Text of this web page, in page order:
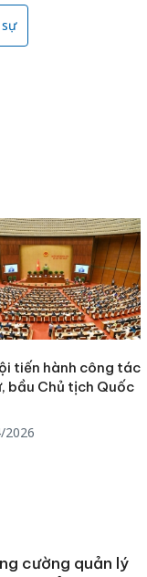
tiến hành công tác
bầu Chủ tịch Quốc
2026
cường quản lý